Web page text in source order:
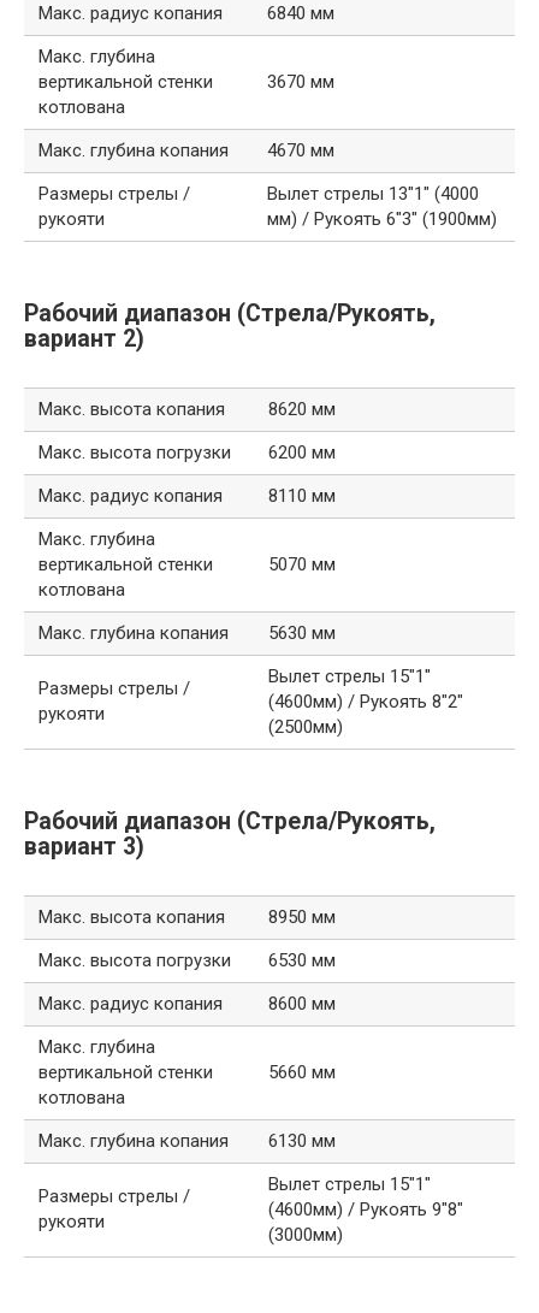
Макс. радиус копания
6840 мм
Макс. глубина
вертикальной стенки
котлована
3670 мм
Макс. глубина копания
4670 мм
Размеры стрелы /
рукояти
Вылет стрелы 13″1″ (4000
мм) / Рукоять 6″3″ (1900мм)
Рабочий диапазон (Стрела/Рукоять,
вариант 2)
Макс. высота копания
8620 мм
Макс. высота погрузки
6200 мм
Макс. радиус копания
8110 мм
Макс. глубина
вертикальной стенки
котлована
5070 мм
Макс. глубина копания 5630 мм
Размеры стрелы /
рукояти
Вылет стрелы 15″1″
(4600мм) / Рукоять 8″2″
(2500мм)
Рабочий диапазон (Стрела/Рукоять,
вариант 3)
Макс. высота копания
8950 мм
Макс. высота погрузки
6530 мм
Макс. радиус копания
8600 мм
Макс. глубина
вертикальной стенки
котлована
5660 мм
Макс. глубина копания 6130 мм
Размеры стрелы /
рукояти
Вылет стрелы 15″1″
(4600мм) / Рукоять 9″8″
(3000мм)